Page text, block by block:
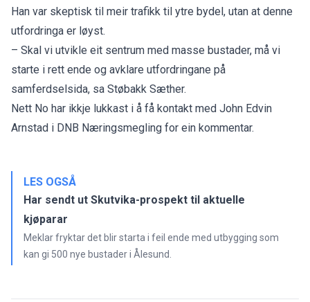
Han var skeptisk til meir trafikk til ytre bydel, utan at denne
utfordringa er løyst.
– Skal vi utvikle eit sentrum med masse bustader, må vi
starte i rett ende og avklare utfordringane på
samferdselsida, sa Støbakk Sæther.
Nett No har ikkje lukkast i å få kontakt med John Edvin
Arnstad i DNB Næringsmegling for ein kommentar.
LES OGSÅ
Har sendt ut Skutvika-prospekt til aktuelle
kjøparar
Meklar fryktar det blir starta i feil ende med utbygging som
kan gi 500 nye bustader i Ålesund.